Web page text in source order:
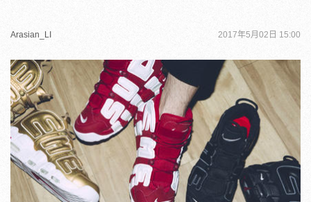
Arasian_LI 2017年5月02日 15:00